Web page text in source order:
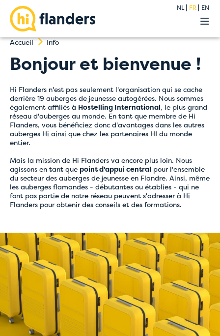
NL FR EN
Groupes
À propos
Blog
Contact
Accueil Info
Bonjour et bienvenue !
Hi Flanders n'est pas seulement l'organisation qui se cache
derrière 19 auberges de jeunesse autogérées. Nous sommes
également affiliés à Hostelling International, le plus grand
réseau d'auberges au monde. En tant que membre de Hi
Flanders, vous bénéficiez donc d'avantages dans les autres
auberges Hi ainsi que chez les partenaires HI du monde
entier.
Mais la mission de Hi Flanders va encore plus loin. Nous
agissons en tant que point d'appui central pour l'ensemble
du secteur des auberges de jeunesse en Flandre. Ainsi, même
les auberges flamandes - débutantes ou établies - qui ne
font pas partie de notre réseau peuvent s'adresser à Hi
Flanders pour obtenir des conseils et des formations.